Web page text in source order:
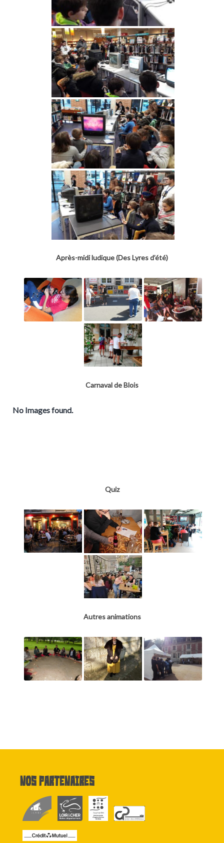
Après-midi ludique (Des Lyres d’été)
Carnaval de Blois
No Images found.
Quiz
Autres animations
Nos partenaires